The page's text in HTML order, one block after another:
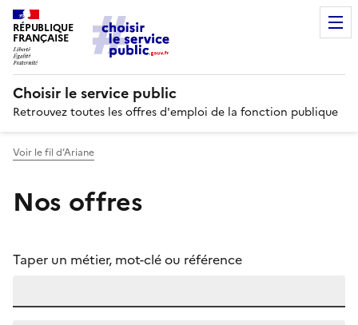
RÉPUBLIQUE
FRANÇAISE
Choisir le service public
Retrouvez toutes les offres d'emploi de la fonction publique
Voir le fil d’Ariane
Nos offres
Taper un métier, mot-clé ou référence